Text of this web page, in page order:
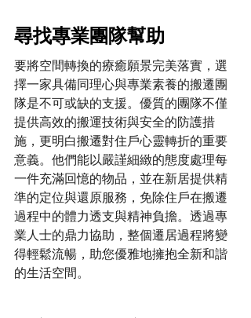
尋找專業團隊幫助
要將空間轉換的療癒願景完美落實，選
擇一家具備同理心與專業素養的搬遷團
隊是不可或缺的支援。優質的團隊不僅
提供高效的搬運技術與安全的防護措
施，更明白搬遷對住戶心靈轉折的重要
意義。他們能以嚴謹細緻的態度處理每
一件充滿回憶的物品，並在新居提供精
準的定位與還原服務，免除住戶在搬遷
過程中的體力透支與精神負擔。透過專
業人士的鼎力協助，整個遷居過程將變
得輕鬆流暢，助您優雅地擁抱全新和諧
的生活空間。